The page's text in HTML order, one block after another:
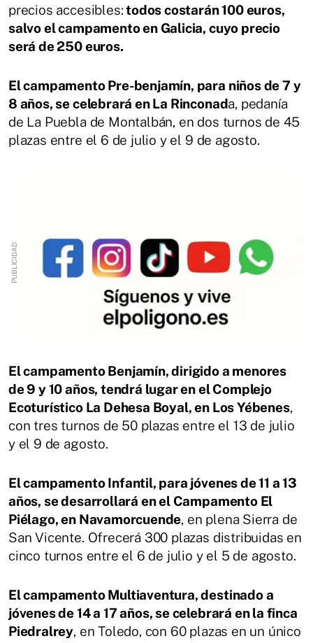
precios accesibles:todos costarán 100 euros,
salvo el campamento en Galicia, cuyo precio
será de 250 euros.
El campamento Pre-benjamín, para niños de 7 y
8 años, se celebrará en La Rinconada, pedanía
de La Puebla de Montalbán, en dos turnos de 45
plazas entre el 6 de julio y el 9 de agosto.
El campamento Benjamín, dirigido a menores
de 9 y 10 años, tendrá lugar en el Complejo
Ecoturístico La Dehesa Boyal, en Los Yébenes,
con tres turnos de 50 plazas entre el 13 de julio
y el 9 de agosto.
El campamento Infantil, para jóvenes de 11 a 13
años, se desarrollará en el Campamento El
Piélago, en Navamorcuende, en plena Sierra de
San Vicente. Ofrecerá 300 plazas distribuidas en
cinco turnos entre el 6 de julio y el 5 de agosto.
El campamento Multiaventura, destinado a
jóvenes de 14 a 17 años, se celebrará en la finca
Piedralrey, en Toledo, con 60 plazas en un único